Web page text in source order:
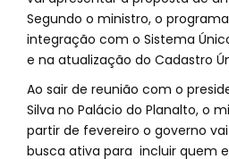
Segundo o ministro, o
integração com o Sistema
e na atualização do Cadastro
Ao sair de reunião com o
Silva no Palácio do Planalto, o
partir de fevereiro o governo
busca ativa para incluir quem